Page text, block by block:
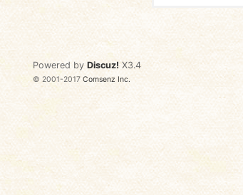
Powered by Discuz! X3.4
© 2001-2017Comsenz Inc.